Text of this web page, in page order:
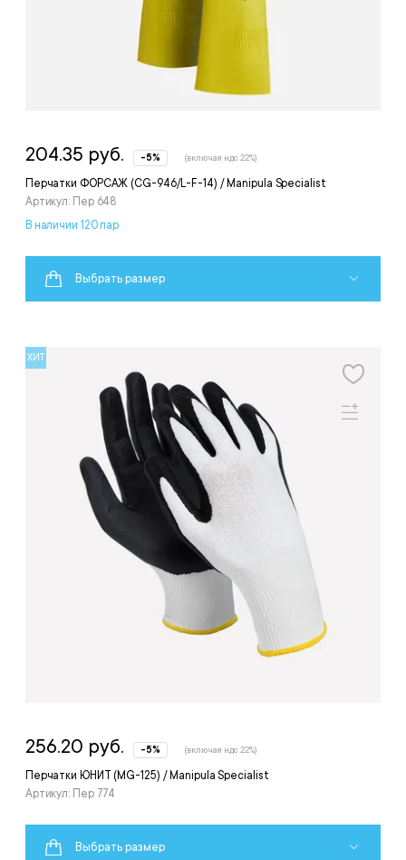
Перчатки ФОРСАЖ (CG-946/L-F-14) / Manipula Specialist
Артикул: Пер 648
204.35 руб. -5% (включая ндс 22%)
В наличии 120 пар
Выбрать размер
ХИТ
Перчатки ЮНИТ (MG-125) / Manipula Specialist
Артикул: Пер 774
256.20 руб. -5% (включая ндс 22%)
Выбрать размер